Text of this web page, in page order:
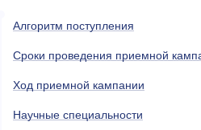
Алгоритм поступления
Сроки проведения приемной
Ход приемной кампании
Научные специальности